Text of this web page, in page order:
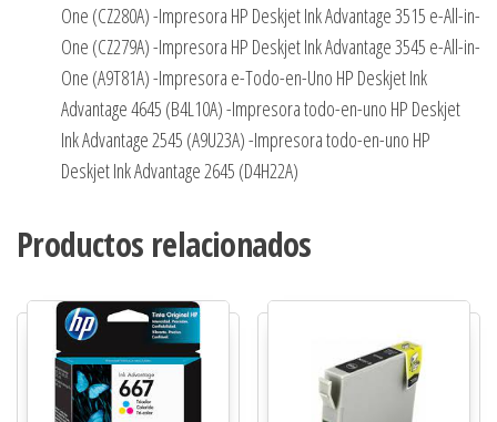
One (CZ280A) -Impresora HP Deskjet Ink Advantage 3515 e-All-in-
One (CZ279A) -Impresora HP Deskjet Ink Advantage 3545 e-All-in-
One (A9T81A) -Impresora e-Todo-en-Uno HP Deskjet Ink
Advantage 4645 (B4L10A) -Impresora todo-en-uno HP Deskjet
Ink Advantage 2545 (A9U23A) -Impresora todo-en-uno HP
Deskjet Ink Advantage 2645 (D4H22A)
Productos relacionados